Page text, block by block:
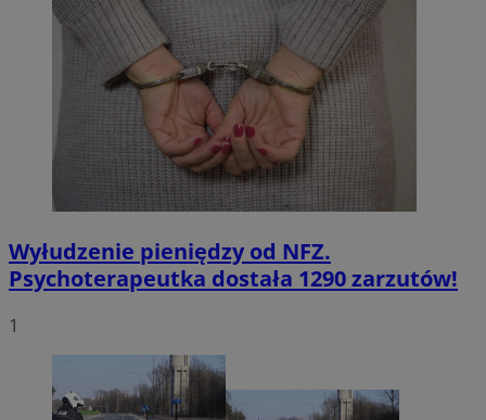
Wyłudzenie pieniędzy od NFZ.
Psychoterapeutka dostała 1290 zarzutów!
1